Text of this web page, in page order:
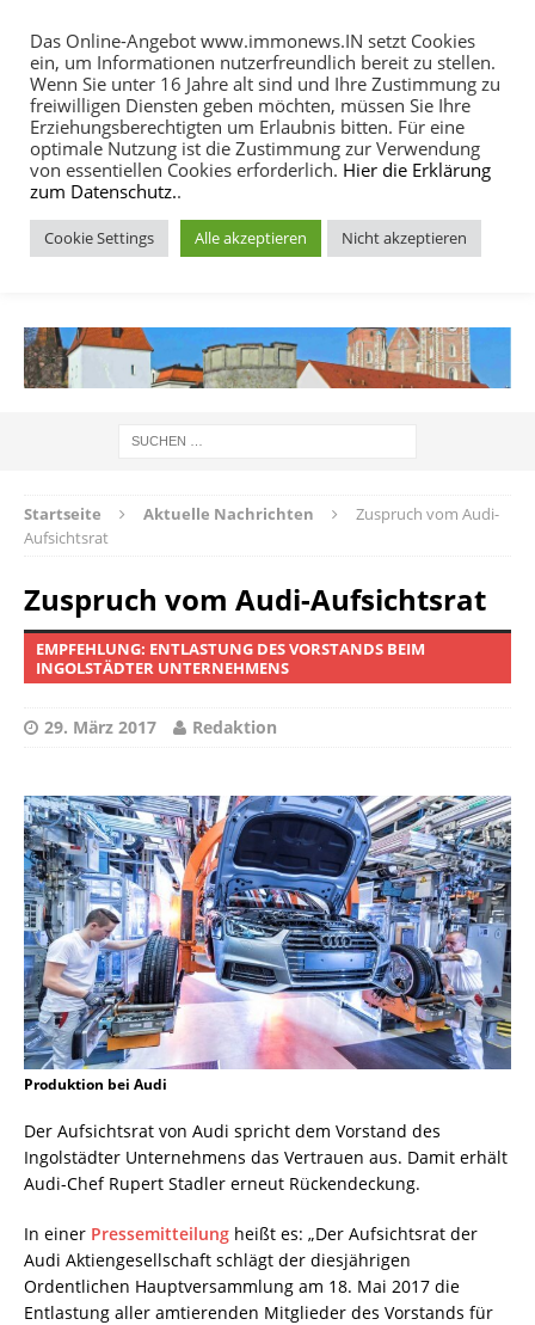
MENU
Startseite Aktuelle Nachrichten
Zuspruch vom Audi-
Aufsichtsrat
Zuspruch vom Audi-Aufsichtsrat
EMPFEHLUNG: ENTLASTUNG DES VORSTANDS BEIM
INGOLSTÄDTER UNTERNEHMENS
29. März 2017 Redaktion
Produktion bei Audi
Der Aufsichtsrat von Audi spricht dem Vorstand des
Ingolstädter Unternehmens das Vertrauen aus. Damit erhält
Audi-Chef Rupert Stadler erneut Rückendeckung.
In einer Pressemitteilung heißt es: „Der Aufsichtsrat der
Audi Aktiengesellschaft schlägt der diesjährigen
Ordentlichen Hauptversammlung am 18. Mai 2017 die
Entlastung aller amtierenden Mitglieder des Vorstands für
Das Online-Angebot www.immonews.IN setzt Cookies
ein, um Informationen nutzerfreundlich bereit zu stellen.
Wenn Sie unter 16 Jahre alt sind und Ihre Zustimmung zu
freiwilligen Diensten geben möchten, müssen Sie Ihre
Erziehungsberechtigten um Erlaubnis bitten. Für eine
optimale Nutzung ist die Zustimmung zur Verwendung
von essentiellen Cookies erforderlich. Hier die Erklärung
zum Datenschutz..
Cookie Settings Alle akzeptieren Nicht akzeptieren